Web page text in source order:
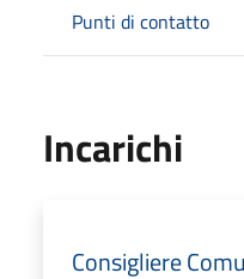
Punti di contatto
Incarichi
Consigliere